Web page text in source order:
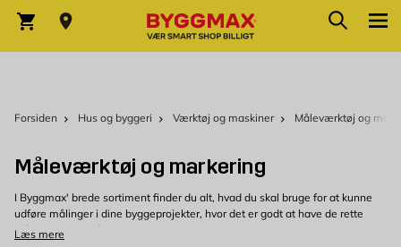
Indkøbskurv Søg
Forsiden Hus og byggeri Værktøj og maskiner Måleværktøj og
Måleværktøj og markering
I Byggmax' brede sortiment finder du alt, hvad du skal bruge for at kunne
udføre målinger i dine byggeprojekter, hvor det er godt at have de rette
måleværktøjer, så resultatet bliver som ønsket.
Læs mere